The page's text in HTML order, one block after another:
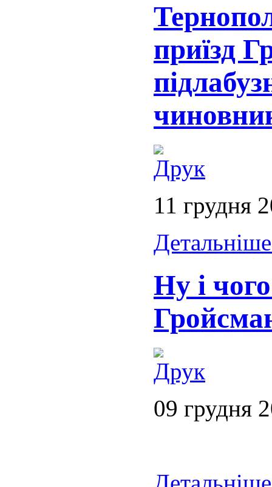
приїзд
11 грудня
Ну і
09 грудня